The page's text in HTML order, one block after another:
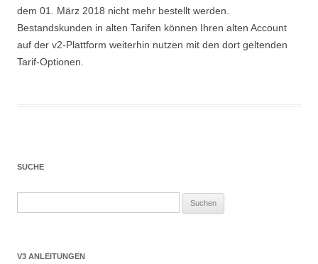
dem 01. März 2018 nicht mehr bestellt werden.
Bestandskunden in alten Tarifen können Ihren alten Account
auf der v2-Plattform weiterhin nutzen mit den dort geltenden
Tarif-Optionen.
SUCHE
V3 ANLEITUNGEN